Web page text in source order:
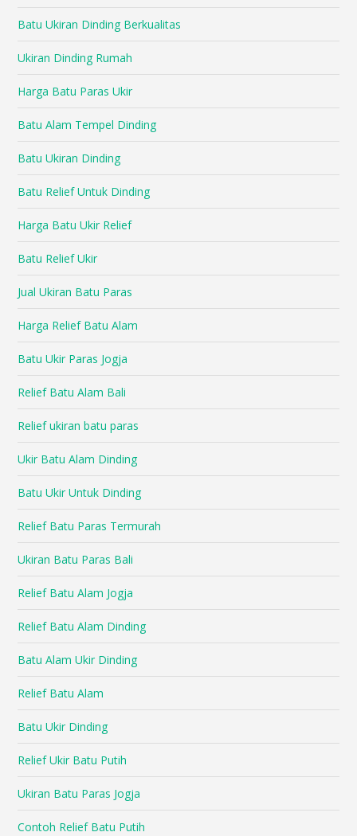
Batu Ukiran Dinding Berkualitas
Ukiran Dinding Rumah
Harga Batu Paras Ukir
Batu Alam Tempel Dinding
Batu Ukiran Dinding
Batu Relief Untuk Dinding
Harga Batu Ukir Relief
Batu Relief Ukir
Jual Ukiran Batu Paras
Harga Relief Batu Alam
Batu Ukir Paras Jogja
Relief Batu Alam Bali
Relief ukiran batu paras
Ukir Batu Alam Dinding
Batu Ukir Untuk Dinding
Relief Batu Paras Termurah
Ukiran Batu Paras Bali
Relief Batu Alam Jogja
Relief Batu Alam Dinding
Batu Alam Ukir Dinding
Relief Batu Alam
Batu Ukir Dinding
Relief Ukir Batu Putih
Ukiran Batu Paras Jogja
Contoh Relief Batu Putih